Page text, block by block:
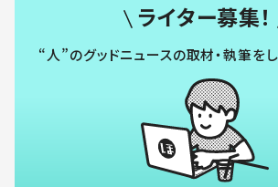
ライター募集！
“人”のグッドニュースの取材・執筆を